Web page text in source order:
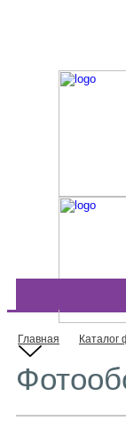
КАТАЛОГ
Главная Каталог